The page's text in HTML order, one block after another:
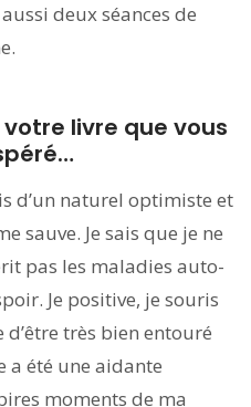
deux séances de
livre que vous
d’un naturel optimiste et
sauve. Je sais que je ne
pas les maladies auto-
Je positive, je souris
d’être très bien entouré
a été une aidante
moments de ma